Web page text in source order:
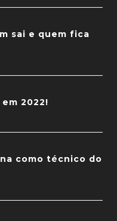
sai e quem fica
2022!
como técnico do